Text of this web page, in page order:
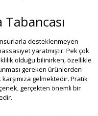
desteklenmeyen
yaratmıştır. Pek çok
olduğu bilinirken, özellikle
gereken ürünlerden
gelmektedir. Pratik
gerçekten önemli bir